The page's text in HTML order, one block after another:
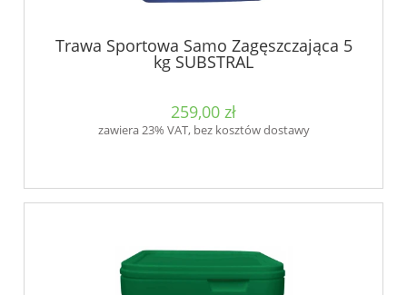
Trawa Sportowa Samo Zagęszczająca 5
kg SUBSTRAL
259,00 zł
zawiera 23% VAT, bez kosztów dostawy